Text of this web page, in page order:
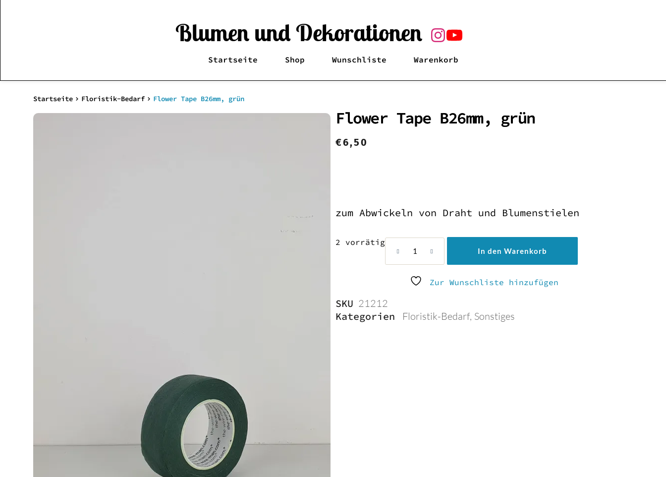
Blumen und Dekorationen
Startseite Shop Wunschliste Warenkorb
Startseite Floristik-Bedarf Flower Tape B26mm, grün
Flower Tape B26mm, grün
€6,50
zum Abwickeln von Draht und Blumenstielen
2 vorrätig
Tape
B26mm,
In den Warenkorb
Zur Wunschliste hinzufügen
SKU 21212
Kategorien
Floristik-Bedarf, Sonstiges